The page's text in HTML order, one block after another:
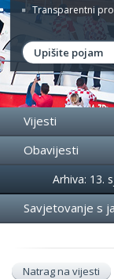
Transparentni
Vijesti
Obavijesti
Događanja
Arhiva: 13.
Savjetovanje s
Natrag na vijesti